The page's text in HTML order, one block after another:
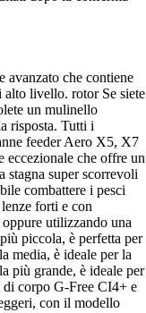
che contiene
alto livello. rotor Se siete
un mulinello
risposta. Tutti i
feeder Aero X5, X7
eccezionale che offre un
stagna super scorrevoli
combattere i pesci
forti e con
utilizzando una
piccola, è perfetta per
media, è ideale per la
più grande, è ideale per
di corpo G-Free CI4+ e
con il modello